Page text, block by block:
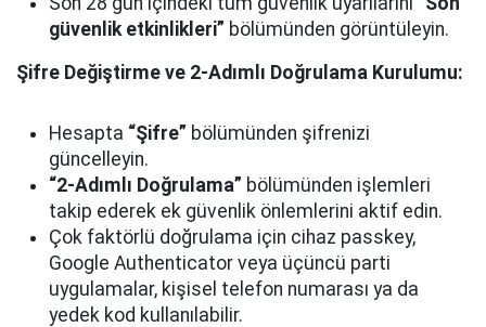
güvenlik etkinlikleri” bölümünden görüntüleyin.
Şifre Değiştirme ve 2-Adımlı Doğrulama Kurulumu:
Hesapta “Şifre” bölümünden şifrenizi
güncelleyin.
“2-Adımlı Doğrulama” bölümünden işlemleri
takip ederek ek güvenlik önlemlerini aktif edin.
Çok faktörlü doğrulama için cihaz passkey,
Google Authenticator veya üçüncü parti
uygulamalar, kişisel telefon numarası ya da
yedek kod kullanılabilir.